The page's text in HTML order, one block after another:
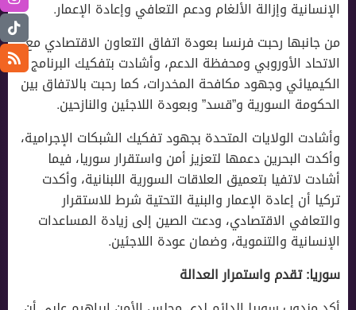
الإنسانية وإزالة الألغام ودعم التعافي وإعادة الإعمار.
من جانبها رحبت فرنسا بعودة اتفاق التعاون الاقتصادي مع
الاتحاد الأوروبي ومحفظة الدعم، وأشادت بتفكيك البرنامج
الكيميائي وجهود مكافحة المخدرات، كما رحبت بالاتفاق بين
الحكومة السورية و”قسد” وبعودة اللاجئين والنازحين.
وأشادت الولايات المتحدة بجهود تفكيك الشبكات الإجرامية،
وأكدت البحرين دعمها لتعزيز أمن واستقرار سوريا، فيما
أشادت لاتفيا بتعميق العلاقات السورية اللبنانية، وأكدت
تركيا أن إعادة الإعمار والبنية التحتية شرط للاستقرار
والتعافي الاقتصادي، ودعت الصين إلى زيادة المساعدات
الإنسانية والتنموية، وضمان عودة اللاجئين.
سوريا: تقدم واستمرار العدالة